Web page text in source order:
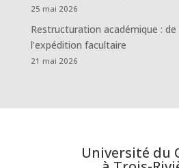
25 mai 2026
Restructuration académique : de
l’expédition facultaire
21 mai 2026
Université du